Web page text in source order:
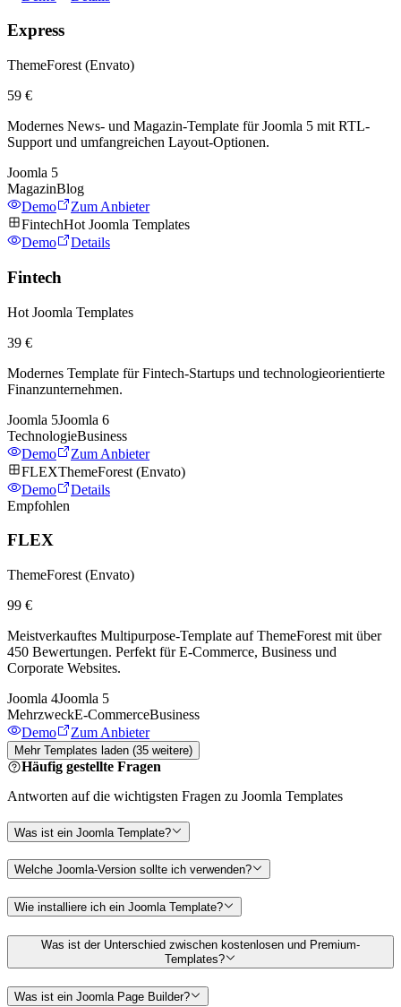
Express
ThemeForest (Envato)
59 €
Modernes News- und Magazin-Template für Joomla 5 mit RTL-
Support und umfangreichen Layout-Optionen.
Joomla 5
MagazinBlog
Demo
Zum Anbieter
FintechHot Joomla Templates
Demo
Details
Fintech
Hot Joomla Templates
39 €
Modernes Template für Fintech-Startups und technologieorientierte
Finanzunternehmen.
Joomla 5Joomla 6
TechnologieBusiness
Demo
Zum Anbieter
FLEXThemeForest (Envato)
Demo
Details
Empfohlen
FLEX
ThemeForest (Envato)
99 €
Meistverkauftes Multipurpose-Template auf ThemeForest mit über
450 Bewertungen. Perfekt für E-Commerce, Business und
Corporate Websites.
Joomla 4Joomla 5
MehrzweckE-CommerceBusiness
Demo
Zum Anbieter
Mehr Templates laden (35 weitere)
Häufig gestellte Fragen
Antworten auf die wichtigsten Fragen zu Joomla Templates
Was ist ein Joomla Template?
Welche Joomla-Version sollte ich verwenden?
Wie installiere ich ein Joomla Template?
Was ist der Unterschied zwischen kostenlosen und Premium-
Templates?
Was ist ein Joomla Page Builder?